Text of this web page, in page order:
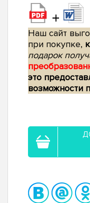
+
Наш сайт
при покупке,
подарок
это
возможности